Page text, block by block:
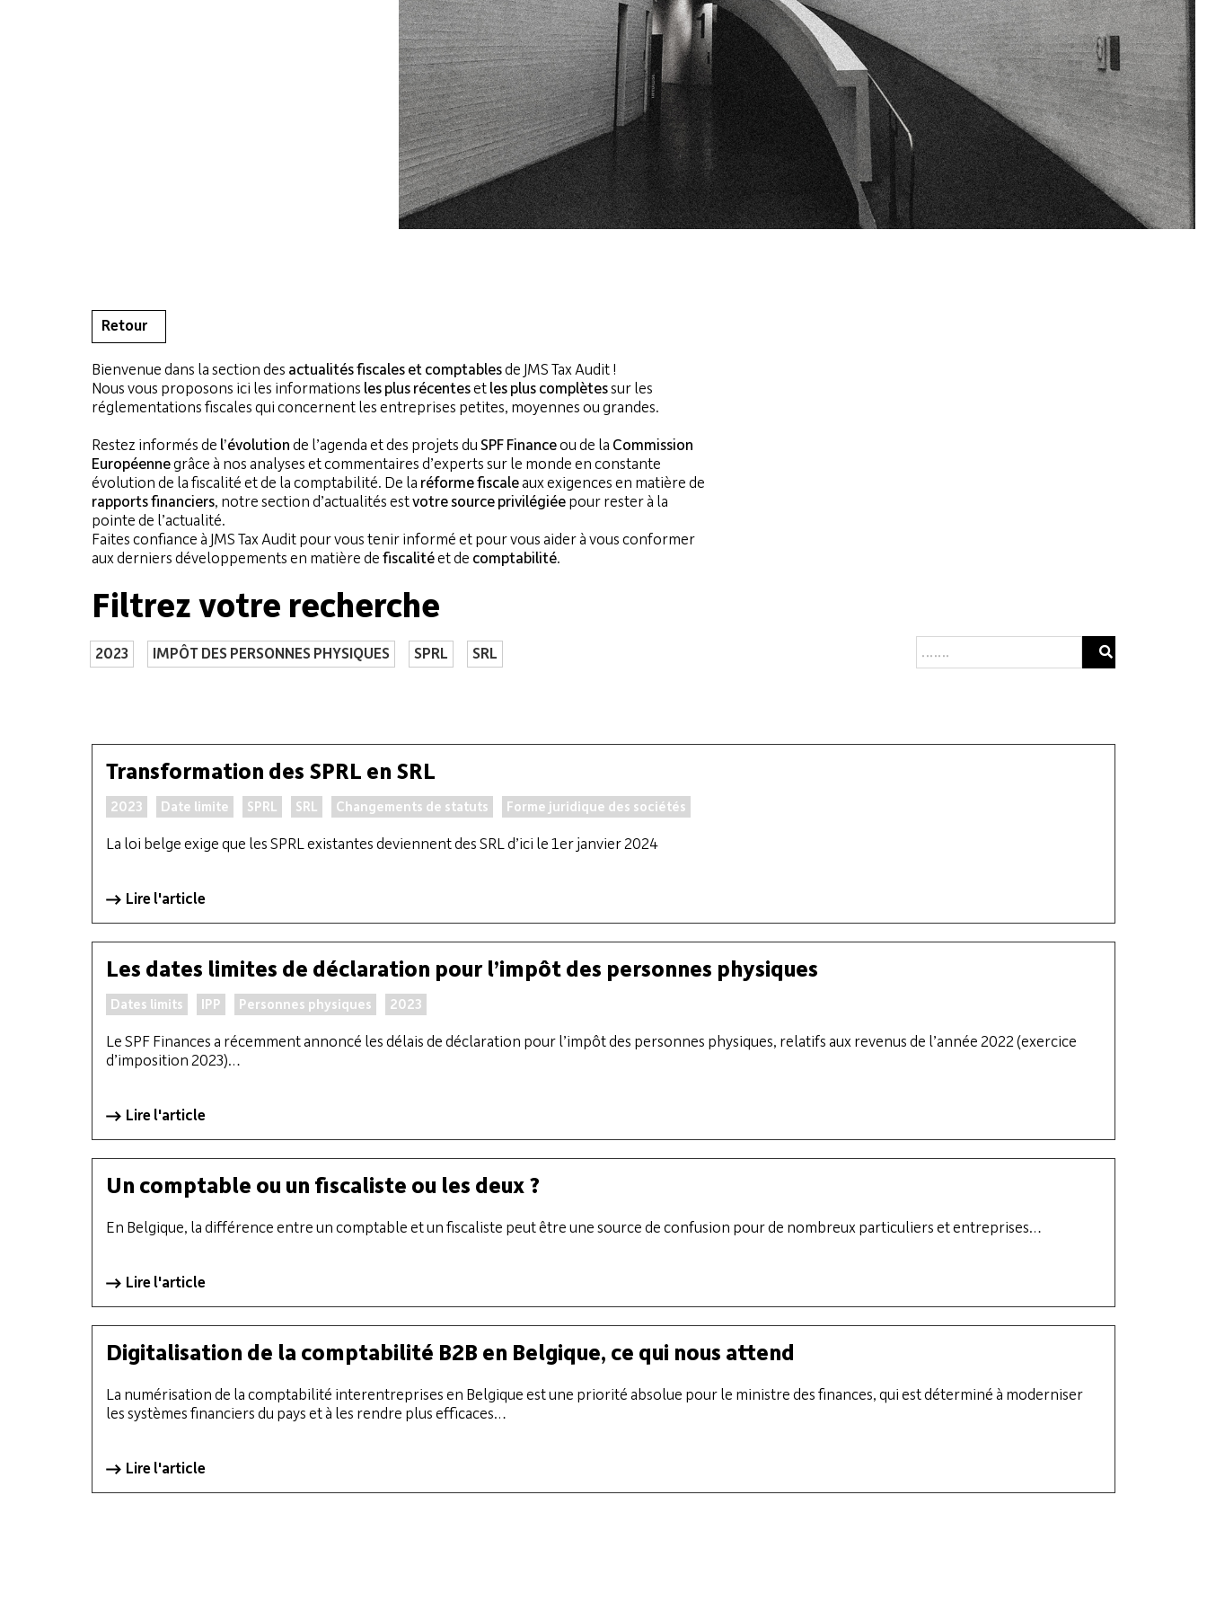
Retour
Bienvenue dans la section des actualités fiscales et comptablesde JMS Tax Audit !
Nous vous proposons ici les informations les plus récenteset les plus complètessur les
réglementations fiscales qui concernent les entreprises petites, moyennes ou grandes.
Restez informés de l’évolution de l’agenda et des projets du SPF Financeou de la Commission
Européennegrâce à nos analyses et commentaires d’experts sur le monde en constante
évolution de la fiscalité et de la comptabilité. De la réforme fiscaleaux exigences en matière de
rapports financiers, notre section d’actualités estvotre source privilégiée pour rester à la
pointe de l’actualité.
Faites confiance à JMS Tax Audit pour vous tenir informé et pour vous aider à vous conformer
aux derniers développements en matière de fiscalitéet de comptabilité.
Filtrez votre recherche
2023 IMPÔT DES PERSONNES PHYSIQUES SPRL SRL
Transformation des SPRL en SRL
2023 Date limite SPRL SRL Changements de statuts Forme juridique des sociétés
La loi belge exige que les SPRL existantes deviennent des SRL d’ici le 1er janvier 2024
Lire l'article
Les dates limites de déclaration pour l’impôt des personnes physiques
Dates limits IPP Personnes physiques 2023
Le SPF Finances a récemment annoncé les délais de déclaration pour l’impôt des personnes physiques, relatifs aux revenus de l’année 2022 (exercice
d’imposition 2023)…
Lire l'article
Un comptable ou un fiscaliste ou les deux ?
En Belgique, la différence entre un comptable et un fiscaliste peut être une source de confusion pour de nombreux particuliers et entreprises…
Lire l'article
Digitalisation de la comptabilité B2B en Belgique, ce qui nous attend
La numérisation de la comptabilité interentreprises en Belgique est une priorité absolue pour le ministre des finances, qui est déterminé à moderniser
les systèmes financiers du pays et à les rendre plus efficaces…
Lire l'article
ACTUALITÉS
+32 (0)2 248 28 21
info@jmstaxaudit.be
JMS Tax Audit Srl
Rue des Coteaux
136,
1030 Schaerbeek
●